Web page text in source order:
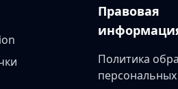
Правовая
Политика